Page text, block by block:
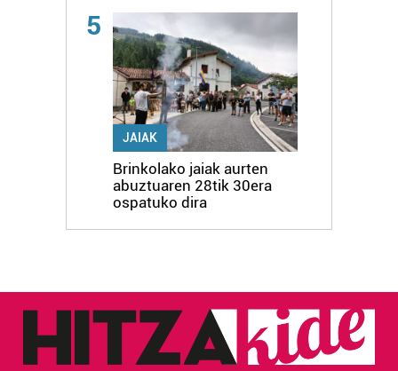
5
JAIAK
Brinkolako jaiak aurten
abuztuaren 28tik 30era
ospatuko dira